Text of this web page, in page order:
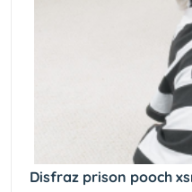
Disfraz prison pooch